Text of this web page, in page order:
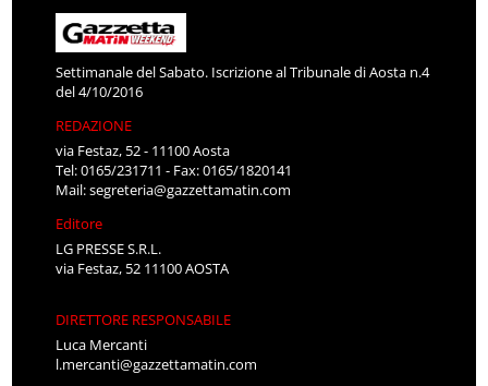
Settimanale del Sabato. Iscrizione al Tribunale di Aosta n.4
del 4/10/2016
REDAZIONE
via Festaz, 52 - 11100 Aosta
Tel: 0165/231711 - Fax: 0165/1820141
Mail:segreteria@gazzettamatin.com
Editore
LG PRESSE S.R.L.
via Festaz, 52 11100 AOSTA
DIRETTORE RESPONSABILE
Luca Mercanti
l.mercanti@gazzettamatin.com